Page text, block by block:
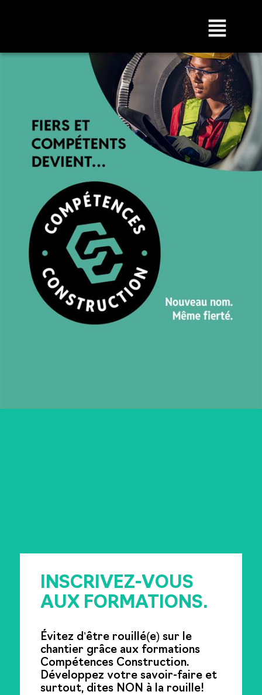
INSCRIVEZ-VOUS
AUX FORMATIONS.
Évitez d’être rouillé(e) sur le
chantier grâce aux formations
Compétences Construction.
Développez votre savoir-faire et
surtout, dites NON à la rouille!